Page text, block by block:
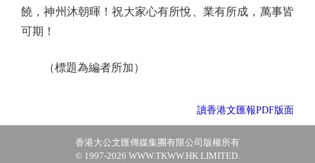
饒，神州沐朝暉！祝大家心有所悅、業有所成，萬事皆
可期！
（標題為編者所加）
讀香港文匯報PDF版面
香港大公文匯傳媒集團有限公司版權所有
© 1997-2026 WWW.TKWW.HK LIMITED.